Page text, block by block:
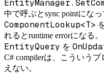
中で呼ぶとsync pointになっ
ComponentLookup<T>
れるとruntime errorになる。
EntityQuery を
C# compilerは、こういう
えない。